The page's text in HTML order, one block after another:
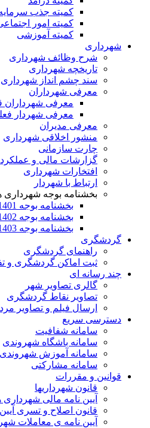
کمیته جذب سرمایه
کمیته امور
کمیته آموزشی
شهرداری
شرح وظائف شهرداری
تاریخچه شهرداری
سند چشم انداز شهرداری
معرفی شهرداران
معرفی شهرداران
معرفی شهردار
معرفی مدیران
منشور اخلاقی شهرداری
چارت سازمانی
گزارشات مالی و
افتخارات شهرداری
ارتباط با شهردار
بخشنامه بوجه شهرداری
بخشنامه بوجه 1401 شهرداری ها
بخشنامه بوجه 1402 شهرداری ها
بخشنامه بوجه 1403 شهرداری ها
گردشگری
راهنمای گردشگری
ثبت اماکن گردشگری و
چند رسانه ای
گالری تصاویر شهر
تصاویر نقاط گردشگری
ارسال فیلم و تصاویر
دسترسی سریع
سامانه شفافیت
سامانه باشگاه شهروندی
سامانه آموزش شهروندی
سامانه مشارکتی
قوانین و مقررات
قانون شهرداریها
آیین نامه مالی شهرداری
قانون اصلاح و تسری
آیین نامه ی معاملات